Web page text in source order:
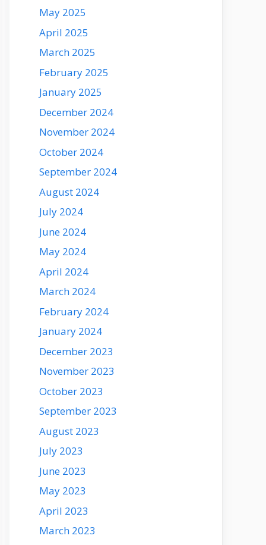
May 2025
April 2025
March 2025
February 2025
January 2025
December 2024
November 2024
October 2024
September 2024
August 2024
July 2024
June 2024
May 2024
April 2024
March 2024
February 2024
January 2024
December 2023
November 2023
October 2023
September 2023
August 2023
July 2023
June 2023
May 2023
April 2023
March 2023